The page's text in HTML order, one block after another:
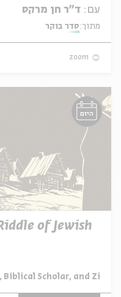
עם:
מתוך: סדר בוקר
zoom
היום
of Jewish
Scholar, and